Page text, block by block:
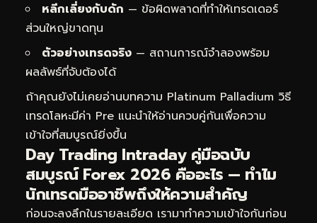
หลีกเลี่ยงกับดัก — ข้อผิดพลาดที่ทำให้เทรดเดอร์
ส่วนใหญ่ขาดทุน
ตัวอย่างเทรดจริง — สถานการณ์จำลองพร้อม
ผลลัพธ์ที่จับต้องได้
ถ้าคุณยังไม่เคยอ่านบทความ Platinum Palladium วิธี
เทรดโลหะมีค่า Pre แนะนำให้อ่านควบคู่กันเพื่อความ
เข้าใจที่สมบูรณ์ยิ่งขึ้น
Day Trading Intraday คู่มือฉบับ
สมบูรณ์ Forex 2026 คืออะไร — ทำไม
นักเทรดมืออาชีพถึงให้ความสำคัญ
ก่อนจะลงลึกในรายละเอียด เรามาทำความเข้าใจกันก่อน